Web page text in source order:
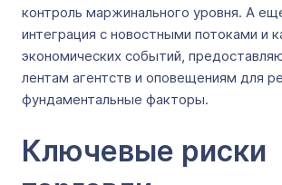
контроль маржинального уровня. А
интеграция с новостными потоками и
экономических событий,
лентам агентств и оповещениям для
фундаментальные факторы.
Ключевые риски